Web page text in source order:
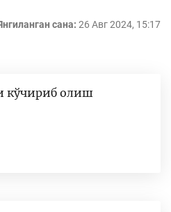
сана: 26 Авг 2024, 15:17
кўчириб олиш